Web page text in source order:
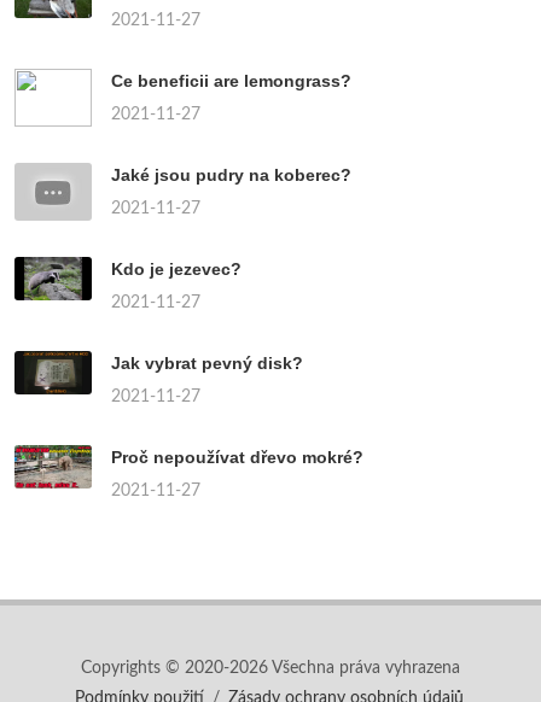
2021-11-27
Ce beneficii are lemongrass?
2021-11-27
Jaké jsou pudry na koberec?
2021-11-27
Kdo je jezevec?
2021-11-27
Jak vybrat pevný disk?
2021-11-27
Proč nepoužívat dřevo mokré?
2021-11-27
Copyrights © 2020-2026 Všechna práva vyhrazena
Podmínky použití
/ Zásady ochrany osobních údajů